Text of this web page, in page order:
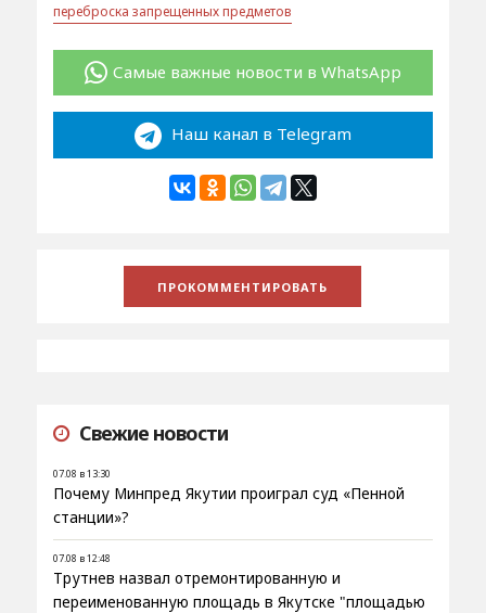
переброска запрещенных предметов
Самые важные новости в WhatsApp
Наш канал в Telegram
Свежие новости
07.08 в 13:30
Почему Минпред Якутии проиграл суд «Пенной
станции»?
07.08 в 12:48
Трутнев назвал отремонтированную и
переименованную площадь в Якутске "площадью